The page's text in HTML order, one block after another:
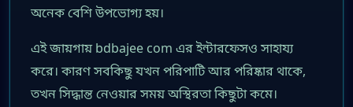
অনেক বেশি উপভোগ্য হয়।
এই জায়গায় bdbajee com এর ইন্টারফেসও সাহায্য
করে। কারণ সবকিছু যখন পরিপাটি আর পরিষ্কার থাকে,
তখন সিদ্ধান্ত নেওয়ার সময় অস্থিরতা কিছুটা কমে।